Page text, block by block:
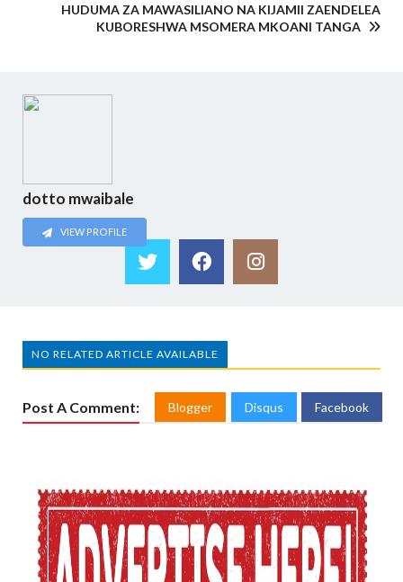
HUDUMA ZA MAWASILIANO NA KIJAMII ZAENDELEA
KUBORESHWA MSOMERA MKOANI TANGA
dotto mwaibale
VIEW PROFILE
NO RELATED ARTICLE AVAILABLE
Post A Comment: Blogger Disqus Facebook